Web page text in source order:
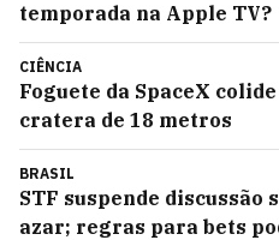
temporada na Apple TV?
CIÊNCIA
Foguete da SpaceX
cratera de 18 metros
BRASIL
STF suspende
azar; regras para bets